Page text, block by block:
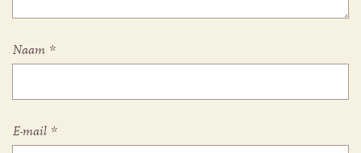
Naam *
E-mail *